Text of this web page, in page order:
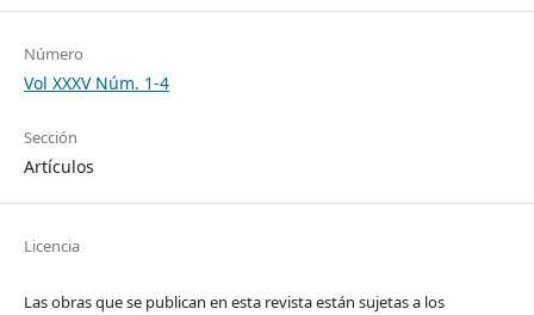
Número
Vol XXXV Núm. 1-4
Sección
Artículos
Licencia
Las obras que se publican en esta revista están sujetas a los